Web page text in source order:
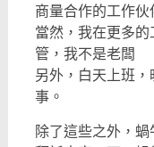
商量合作的工作伙
當然，我在更多
管，我不是老闆
另外，白天上班
事。
除了這些之外，